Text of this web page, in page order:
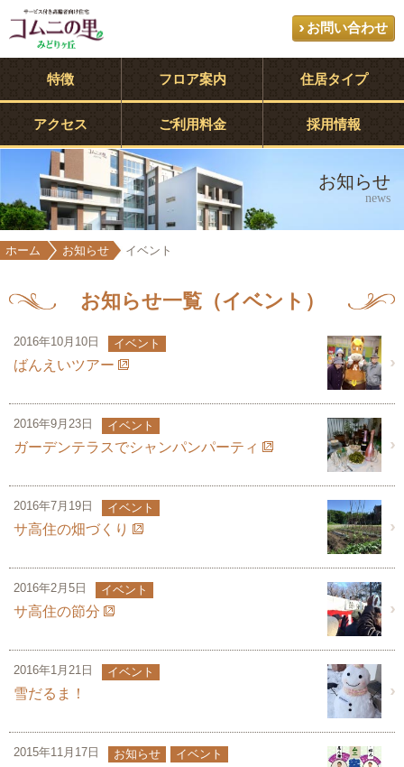
お問い合わせ
特徴 フロア案内 住居タイプ
アクセス ご利用料金 採用情報
お知らせ
news
ホーム お知らせ イベント
お知らせ一覧（イベント）
2016年10月10日 イベント
ばんえいツアー
2016年9月23日 イベント
ガーデンテラスでシャンパンパーティ
2016年7月19日 イベント
サ高住の畑づくり
2016年2月5日 イベント
サ高住の節分
2016年1月21日 イベント
雪だるま！
2015年11月17日 お知らせ イベント